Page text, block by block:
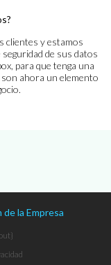
clientes y estamos
de sus datos
para que tenga una
ahora un elemento
la Empresa